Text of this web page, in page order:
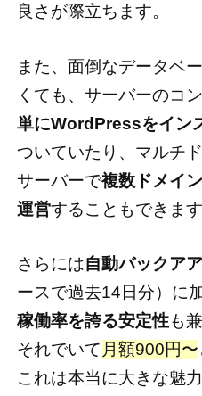
良さが際立ちます。
また、面倒なデータベ
くても、サーバーのコ
単にWordPressをイン
ついていたり、マルチ
サーバーで複数ドメイ
運営することもできます
さらには自動バックア
ースで過去14日分）に
稼働率を誇る安定性も
それでいて 月額900円〜
これは本当に大きな魅